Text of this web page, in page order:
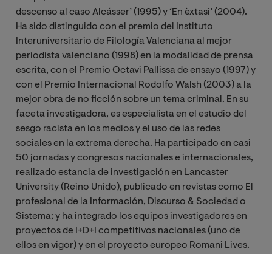
descenso al caso Alcásser’ (1995) y ‘En èxtasi’ (2004).
Ha sido distinguido con el premio del Instituto
Interuniversitario de Filología Valenciana al mejor
periodista valenciano (1998) en la modalidad de prensa
escrita, con el Premio Octavi Pallissa de ensayo (1997) y
con el Premio Internacional Rodolfo Walsh (2003) a la
mejor obra de no ficción sobre un tema criminal​. En su
faceta investigadora, es especialista en el estudio del
sesgo racista en los medios y el uso de las redes
sociales en la extrema derecha. Ha participado en casi
50 jornadas y congresos nacionales e internacionales,
realizado estancia de investigación en Lancaster
University (Reino Unido), publicado en revistas como El
profesional de la Información, Discurso & Sociedad o
Sistema; y ha integrado los equipos investigadores en
proyectos de I+D+I competitivos nacionales (uno de
ellos en vigor) y en el proyecto europeo Romani Lives.